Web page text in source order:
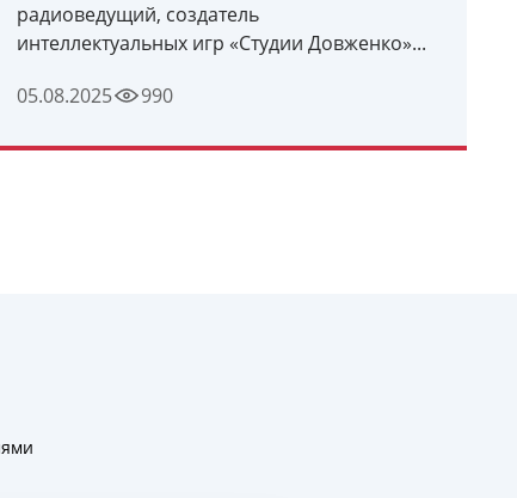
радиоведущий, создатель
интеллектуальных игр «Студии Довженко»...
05.08.2025
990
УЗНАТЬ ПОДРОБНЕЕ